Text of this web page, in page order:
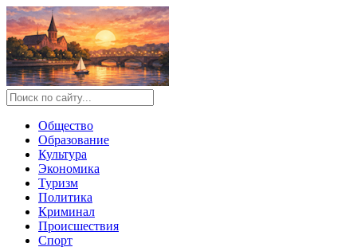
Общество
Образование
Культура
Экономика
Туризм
Политика
Криминал
Происшествия
Спорт